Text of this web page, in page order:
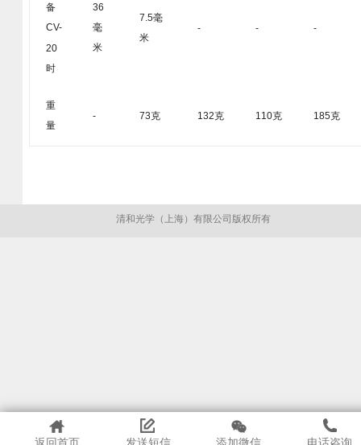
备
CV-
20
时
36
毫
米
7.5毫
米
- - -
重
量
- 73克 132克 110克 185克
清和光学（上海）有限公司版权所有